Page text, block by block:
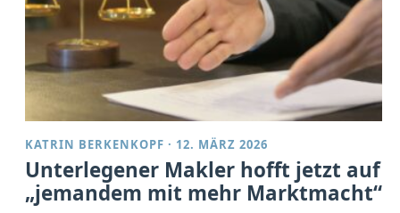
KATRIN BERKENKOPF · 12. MÄRZ 2026
Unterlegener Makler hofft jetzt auf
„jemandem mit mehr Marktmacht“